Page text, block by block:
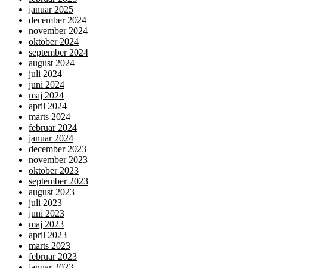
januar 2025
december 2024
november 2024
oktober 2024
september 2024
august 2024
juli 2024
juni 2024
maj 2024
april 2024
marts 2024
februar 2024
januar 2024
december 2023
november 2023
oktober 2023
september 2023
august 2023
juli 2023
juni 2023
maj 2023
april 2023
marts 2023
februar 2023